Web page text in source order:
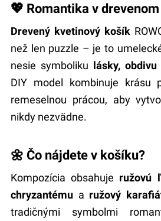
💖 Romantika v
Drevený kvetinový košík
než len puzzle – je to
nesie symboliku lásky,
DIY model kombinuje krásu
remeselnou prácou, aby
nikdy nezvädne.
🌼 Čo nájdete v košíku?
Kompozícia obsahuje ružovú
chryzantémua ružový
tradičnými symbolmi